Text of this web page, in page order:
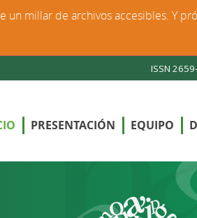
ISSN
PRESENTACIÓN EQUIPO
un millar de archivos accesibles. Y